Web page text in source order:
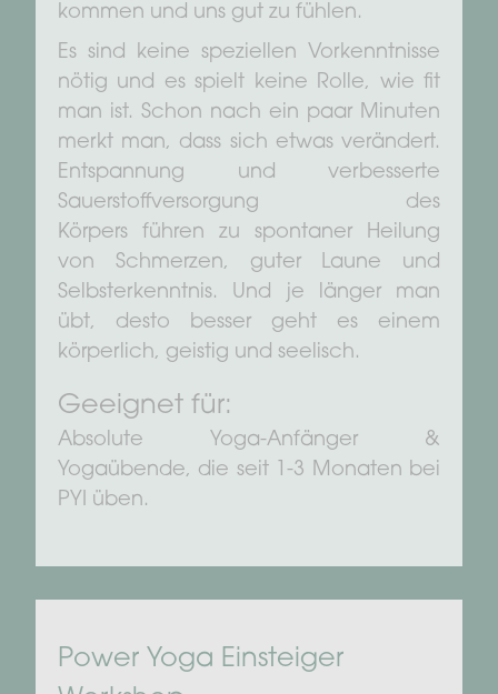
kommen und uns gut zu fühlen.
Es sind keine speziellen Vorkenntnisse
nötig und es spielt keine Rolle, wie fit
man ist. Schon nach ein paar Minuten
merkt man, dass sich etwas verändert.
Entspannung und verbesserte
Sauerstoffversorgung des
Körpers führen zu spontaner Heilung
von Schmerzen, guter Laune und
Selbsterkenntnis. Und je länger man
übt, desto besser geht es einem
körperlich, geistig und seelisch.
Geeignet für:
Absolute Yoga-Anfänger &
Yogaübende, die seit 1-3 Monaten bei
PYI üben.
Power Yoga Einsteiger